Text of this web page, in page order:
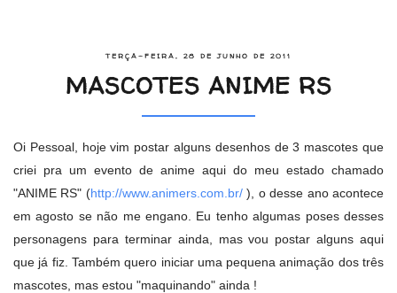
TERÇA-FEIRA, 28 DE JUNHO DE 2011
MASCOTES ANIME RS
Oi Pessoal, hoje vim postar alguns desenhos de 3 mascotes que
criei pra um evento de anime aqui do meu estado chamado
"ANIME RS" (http://www.animers.com.br/), o desse ano acontece
em agosto se não me engano. Eu tenho algumas poses desses
personagens para terminar ainda, mas vou postar alguns aqui
que já fiz. Também quero iniciar uma pequena animação dos três
mascotes, mas estou "maquinando" ainda !